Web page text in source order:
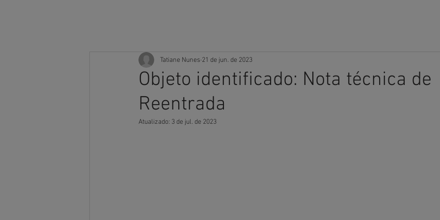
Objeto identificado: Nota técnica de
Reentrada
Tatiane Nunes 21 de jun. de 2023
Atualizado: 3 de jul. de 2023